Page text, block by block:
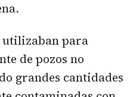
utilizaban para
de pozos no
grandes cantidades